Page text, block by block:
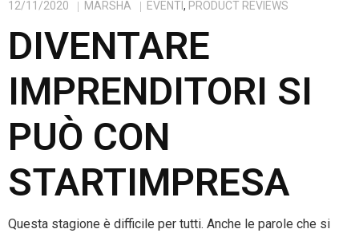
12/11/2020 MARSHA EVENTI , PRODUCT REVIEWS
DIVENTARE
IMPRENDITORI SI
PUÒ CON
STARTIMPRESA
Questa stagione è difficile per tutti. Anche le parole che si